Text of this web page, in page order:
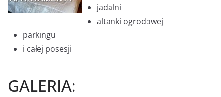
jadalni
altanki ogrodowej
parkingu
i całej posesji
GALERIA: